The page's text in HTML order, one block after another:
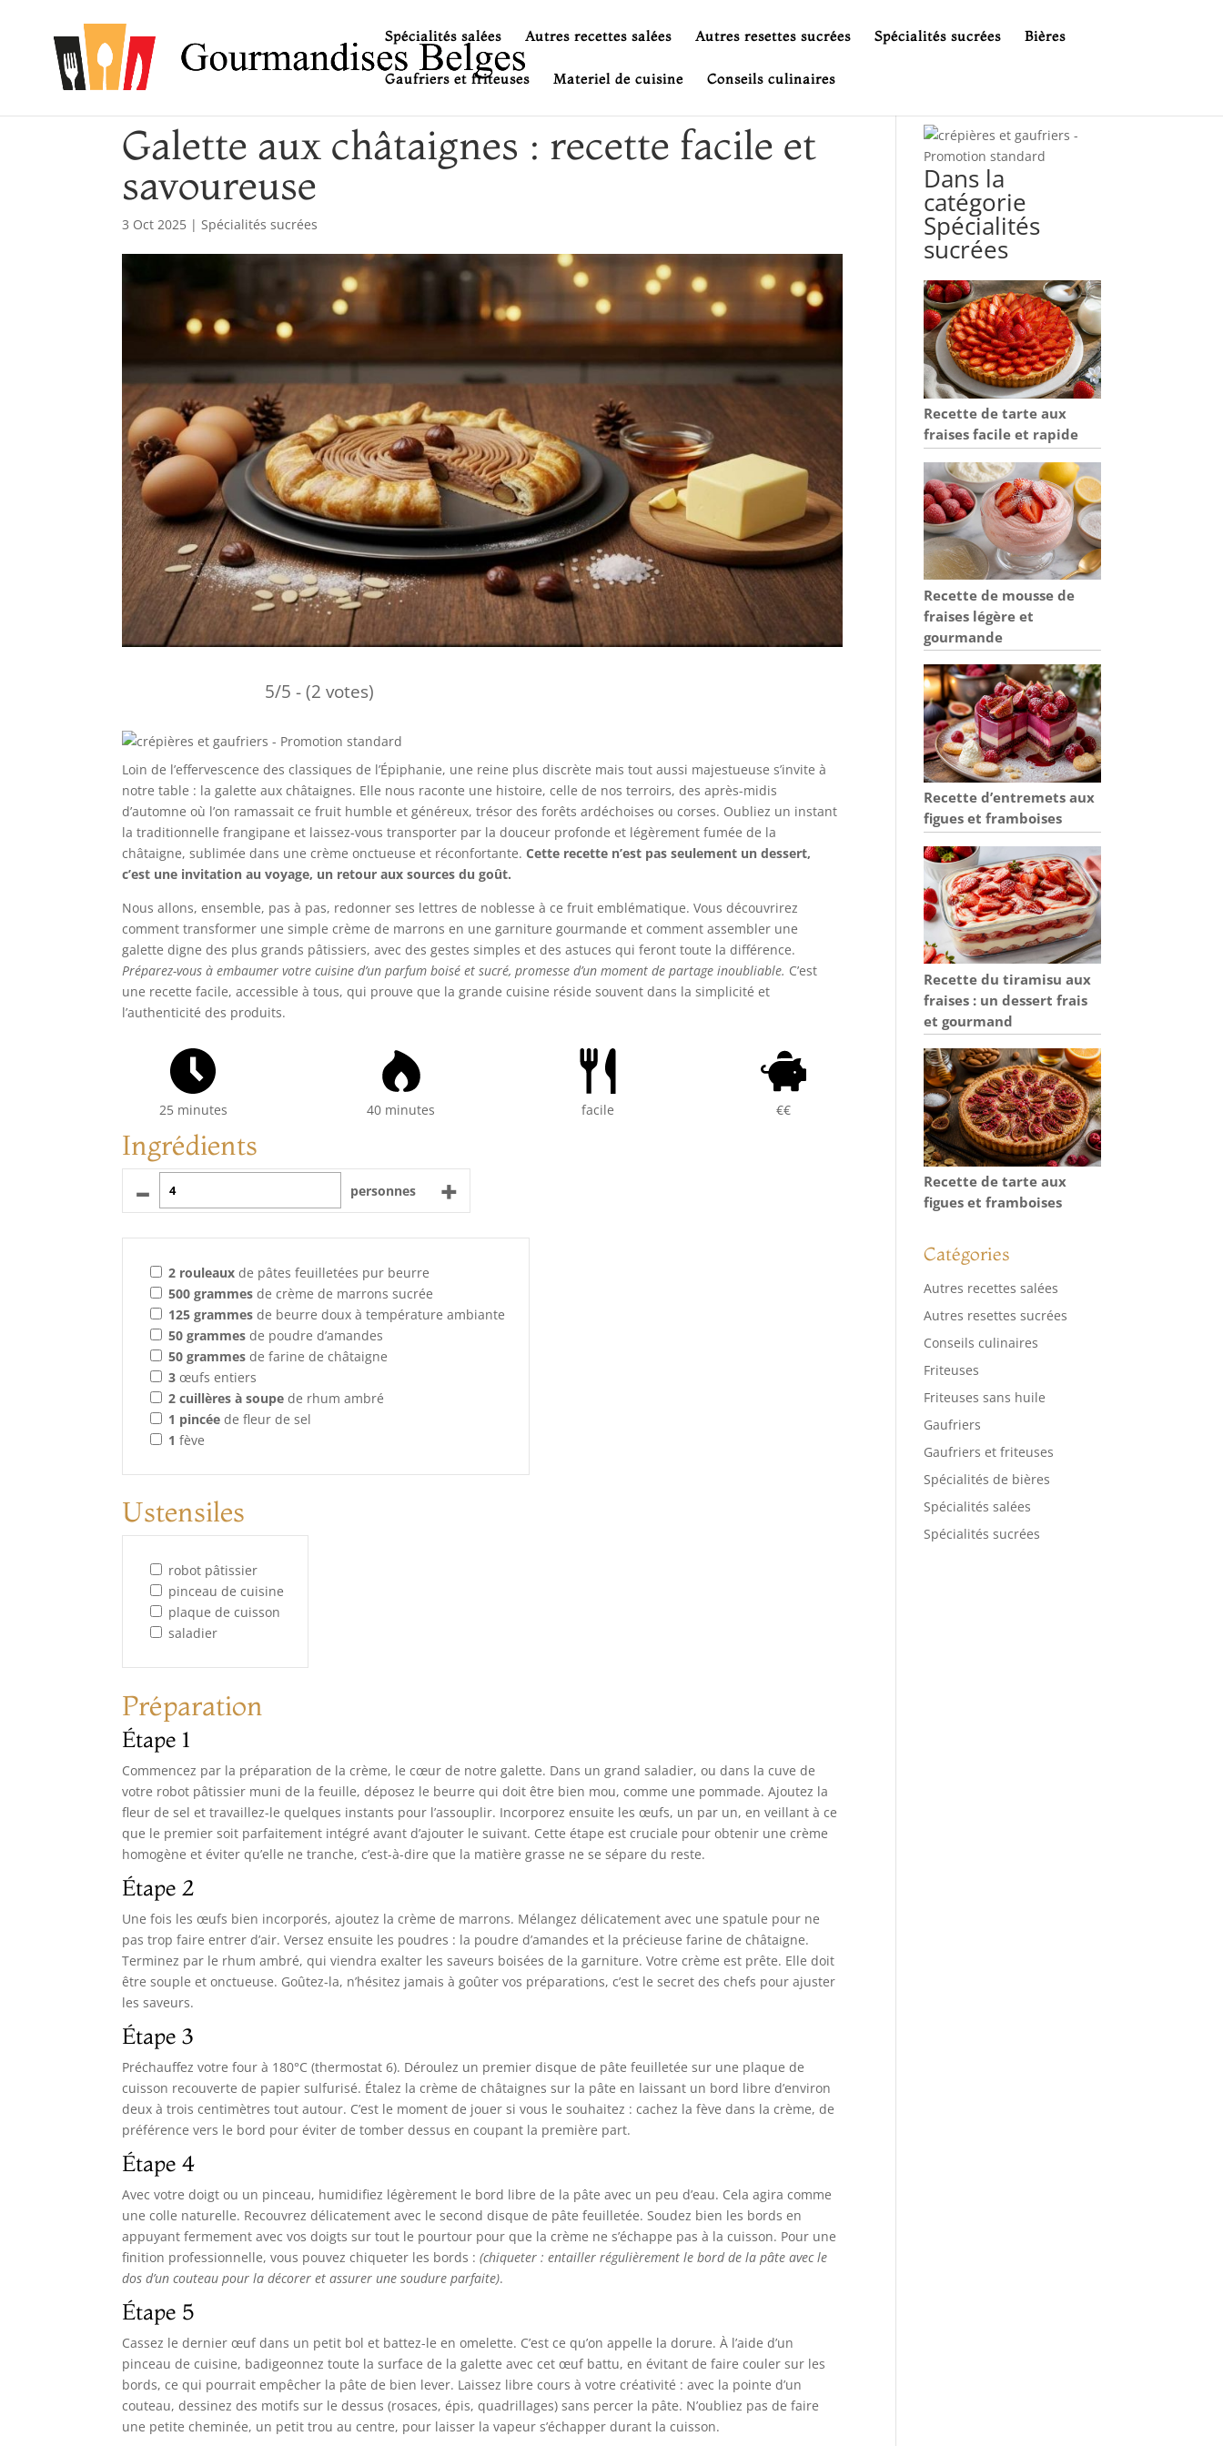
Spécialités salées Autres recettes salées Autres resettes sucrées Spécialités sucrées Bières
Gaufriers et friteuses Materiel de cuisine Conseils culinaires
Galette aux châtaignes : recette facile et
savoureuse
3 Oct 2025 |Spécialités sucrées
5/5 - (2 votes)
Loin de l’effervescence des classiques de l’Épiphanie, une reine plus discrète mais tout aussi majestueuse s’invite à
notre table : la galette aux châtaignes. Elle nous raconte une histoire, celle de nos terroirs, des après-midis
d’automne où l’on ramassait ce fruit humble et généreux, trésor des forêts ardéchoises ou corses. Oubliez un instant
la traditionnelle frangipane et laissez-vous transporter par la douceur profonde et légèrement fumée de la
châtaigne, sublimée dans une crème onctueuse et réconfortante.Cette recette n’est pas seulement un dessert,
c’est une invitation au voyage, un retour aux sources du goût.
Nous allons, ensemble, pas à pas, redonner ses lettres de noblesse à ce fruit emblématique. Vous découvrirez
comment transformer une simple crème de marrons en une garniture gourmande et comment assembler une
galette digne des plus grands pâtissiers, avec des gestes simples et des astuces qui feront toute la différence.
Préparez-vous à embaumer votre cuisine d’un parfum boisé et sucré, promesse d’un moment de partage inoubliable. C’est
une recette facile, accessible à tous, qui prouve que la grande cuisine réside souvent dans la simplicité et
l’authenticité des produits.
25 minutes 40 minutes facile €€
Ingrédients
– personnes +
2 rouleaux de pâtes feuilletées pur beurre
500 grammes de crème de marrons sucrée
125 grammes de beurre doux à température ambiante
50 grammes de poudre d’amandes
50 grammes de farine de châtaigne
3 œufs entiers
2 cuillères à soupe de rhum ambré
1 pincée de fleur de sel
1 fève
Ustensiles
robot pâtissier
pinceau de cuisine
plaque de cuisson
saladier
Préparation
Étape 1
Commencez par la préparation de la crème, le cœur de notre galette. Dans un grand saladier, ou dans la cuve de
votre robot pâtissier muni de la feuille, déposez le beurre qui doit être bien mou, comme une pommade. Ajoutez la
fleur de sel et travaillez-le quelques instants pour l’assouplir. Incorporez ensuite les œufs, un par un, en veillant à ce
que le premier soit parfaitement intégré avant d’ajouter le suivant. Cette étape est cruciale pour obtenir une crème
homogène et éviter qu’elle ne tranche, c’est-à-dire que la matière grasse ne se sépare du reste.
Étape 2
Une fois les œufs bien incorporés, ajoutez la crème de marrons. Mélangez délicatement avec une spatule pour ne
pas trop faire entrer d’air. Versez ensuite les poudres : la poudre d’amandes et la précieuse farine de châtaigne.
Terminez par le rhum ambré, qui viendra exalter les saveurs boisées de la garniture. Votre crème est prête. Elle doit
être souple et onctueuse. Goûtez-la, n’hésitez jamais à goûter vos préparations, c’est le secret des chefs pour ajuster
les saveurs.
Étape 3
Préchauffez votre four à 180°C (thermostat 6). Déroulez un premier disque de pâte feuilletée sur une plaque de
cuisson recouverte de papier sulfurisé. Étalez la crème de châtaignes sur la pâte en laissant un bord libre d’environ
deux à trois centimètres tout autour. C’est le moment de jouer si vous le souhaitez : cachez la fève dans la crème, de
préférence vers le bord pour éviter de tomber dessus en coupant la première part.
Étape 4
Avec votre doigt ou un pinceau, humidifiez légèrement le bord libre de la pâte avec un peu d’eau. Cela agira comme
une colle naturelle. Recouvrez délicatement avec le second disque de pâte feuilletée. Soudez bien les bords en
appuyant fermement avec vos doigts sur tout le pourtour pour que la crème ne s’échappe pas à la cuisson. Pour une
finition professionnelle, vous pouvez chiqueter les bords :(chiqueter : entailler régulièrement le bord de la pâte avec le
dos d’un couteau pour la décorer et assurer une soudure parfaite).
Étape 5
Cassez le dernier œuf dans un petit bol et battez-le en omelette. C’est ce qu’on appelle la dorure. À l’aide d’un
pinceau de cuisine, badigeonnez toute la surface de la galette avec cet œuf battu, en évitant de faire couler sur les
bords, ce qui pourrait empêcher la pâte de bien lever. Laissez libre cours à votre créativité : avec la pointe d’un
couteau, dessinez des motifs sur le dessus (rosaces, épis, quadrillages) sans percer la pâte. N’oubliez pas de faire
une petite cheminée, un petit trou au centre, pour laisser la vapeur s’échapper durant la cuisson.
Dans la
catégorie
Spécialités
sucrées
Recette de tarte aux
fraises facile et rapide
Recette de mousse de
fraises légère et
gourmande
Recette d’entremets aux
figues et framboises
Recette du tiramisu aux
fraises : un dessert frais
et gourmand
Recette de tarte aux
figues et framboises
Catégories
Autres recettes salées
Autres resettes sucrées
Conseils culinaires
Friteuses
Friteuses sans huile
Gaufriers
Gaufriers et friteuses
Spécialités de bières
Spécialités salées
Spécialités sucrées